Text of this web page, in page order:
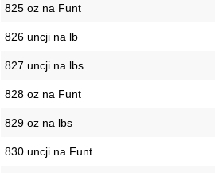
825 oz na Funt
826 uncji na lb
827 uncji na lbs
828 oz na Funt
829 oz na lbs
830 uncji na Funt